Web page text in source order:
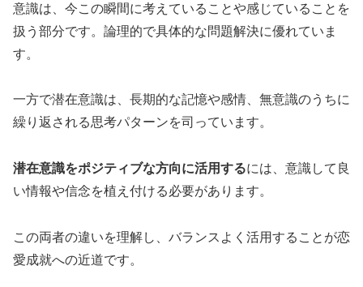
意識は、今この瞬間に考えていることや感じていることを
扱う部分です。論理的で具体的な問題解決に優れていま
す。
一方で潜在意識は、長期的な記憶や感情、無意識のうちに
繰り返される思考パターンを司っています。
潜在意識をポジティブな方向に活用するには、意識して良
い情報や信念を植え付ける必要があります。
この両者の違いを理解し、バランスよく活用することが恋
愛成就への近道です。